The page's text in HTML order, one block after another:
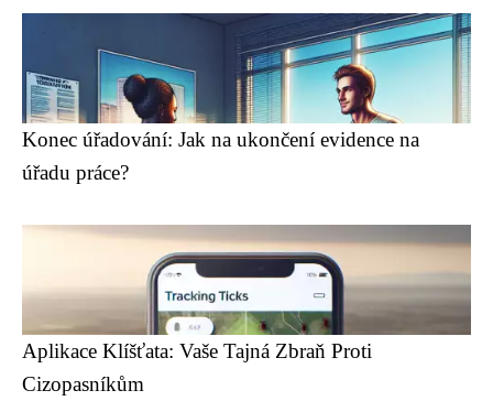
Konec úřadování: Jak na ukončení evidence na
úřadu práce?
Aplikace Klíšťata: Vaše Tajná Zbraň Proti
Cizopasníkům